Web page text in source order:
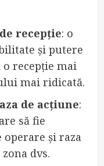
recepție: o
și putere
recepție mai
mai ridicată.
de acțiune:
să fie
operare și raza
dvs.